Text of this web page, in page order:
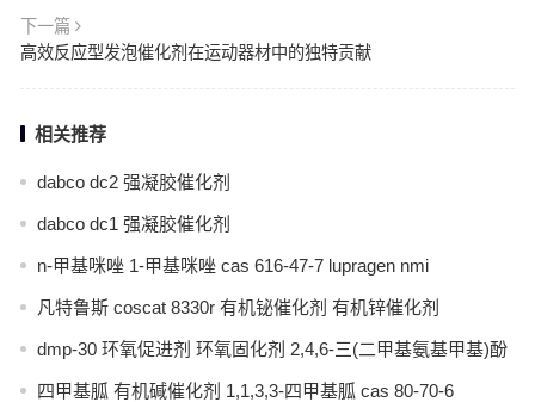
下一篇
高效反应型发泡催化剂在运动器材中的独特贡献
相关推荐
dabco dc2 强凝胶催化剂
dabco dc1 强凝胶催化剂
n-甲基咪唑 1-甲基咪唑 cas 616-47-7 lupragen nmi
凡特鲁斯 coscat 8330r 有机铋催化剂 有机锌催化剂
dmp-30 环氧促进剂 环氧固化剂 2,4,6-三(二甲基氨基甲基)酚
四甲基胍 有机碱催化剂 1,1,3,3-四甲基胍 cas 80-70-6